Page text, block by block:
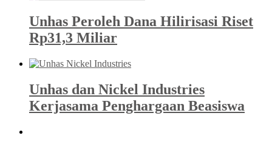
Unhas Peroleh Dana Hilirisasi Riset
Rp31,3 Miliar
Unhas dan Nickel Industries
Kerjasama Penghargaan Beasiswa